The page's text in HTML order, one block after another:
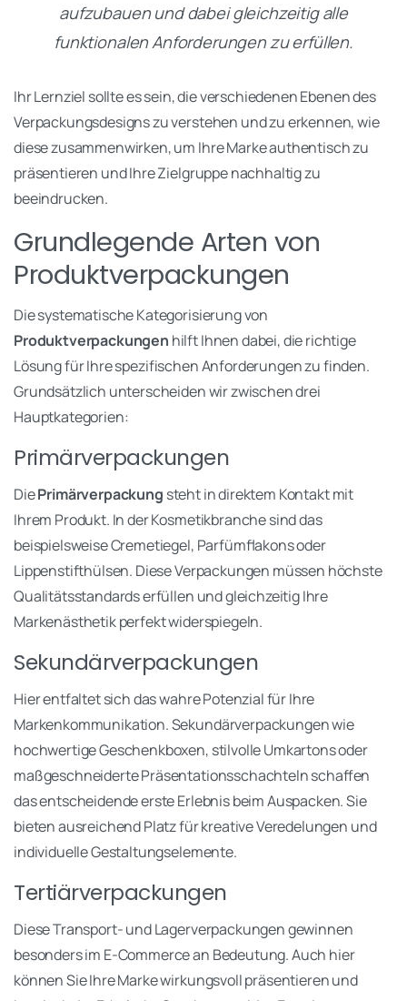
aufzubauen und dabei gleichzeitig alle
funktionalen Anforderungen zu erfüllen.
Ihr Lernziel sollte es sein, die verschiedenen Ebenen des
Verpackungsdesigns zu verstehen und zu erkennen, wie
diese zusammenwirken, um Ihre Marke authentisch zu
präsentieren und Ihre Zielgruppe nachhaltig zu
beeindrucken.
Grundlegende Arten von
Produktverpackungen
Die systematische Kategorisierung von
Produktverpackungen hilft Ihnen dabei, die richtige
Lösung für Ihre spezifischen Anforderungen zu finden.
Grundsätzlich unterscheiden wir zwischen drei
Hauptkategorien:
Primärverpackungen
DiePrimärverpackung steht in direktem Kontakt mit
Ihrem Produkt. In der Kosmetikbranche sind das
beispielsweise Cremetiegel, Parfümflakons oder
Lippenstifthülsen. Diese Verpackungen müssen höchste
Qualitätsstandards erfüllen und gleichzeitig Ihre
Markenästhetik perfekt widerspiegeln.
Sekundärverpackungen
Hier entfaltet sich das wahre Potenzial für Ihre
Markenkommunikation. Sekundärverpackungen wie
hochwertige Geschenkboxen, stilvolle Umkartons oder
maßgeschneiderte Präsentationsschachteln schaffen
das entscheidende erste Erlebnis beim Auspacken. Sie
bieten ausreichend Platz für kreative Veredelungen und
individuelle Gestaltungselemente.
Tertiärverpackungen
Diese Transport- und Lagerverpackungen gewinnen
besonders im E-Commerce an Bedeutung. Auch hier
können Sie Ihre Marke wirkungsvoll präsentieren und